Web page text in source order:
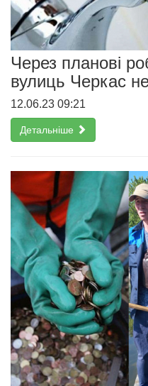
Через планові
вулиць Черкас
12.06.23 09:21
Детальніше